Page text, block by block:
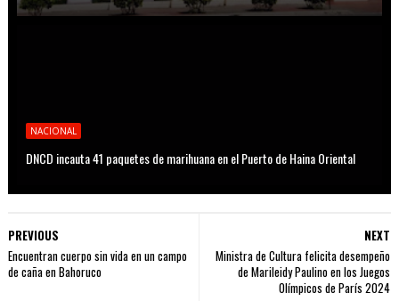
NACIONAL
DNCD incauta 41 paquetes de marihuana en el Puerto de Haina Oriental
NEXT
Ministra de Cultura felicita desempeño
de Marileidy Paulino en los Juegos
Olímpicos de París 2024
PREVIOUS
Encuentran cuerpo sin vida en un campo
de caña en Bahoruco